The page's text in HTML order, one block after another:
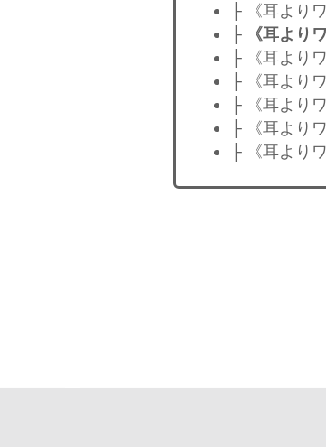
├ 《耳より
├
《耳より
├ 《耳より
├ 《耳より
├ 《耳より
├ 《耳より
├ 《耳より